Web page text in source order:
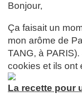
Bonjour,
Ça faisait un
mon arôme de
TANG, à
cookies et ils ont
La recette pour